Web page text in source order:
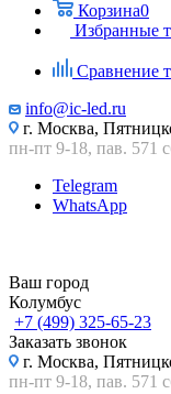
Корзина0
Избранные
Сравнение
info@ic-led.ru
г. Москва,
пн-пт 9-18, пав. 571
Telegram
WhatsApp
Ваш город
Колумбус
+7 (499) 325-65-23
Заказать звонок
г. Москва,
пн-пт 9-18, пав. 571